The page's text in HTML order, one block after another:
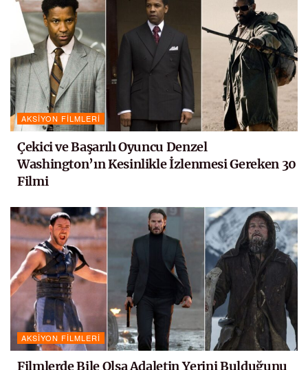
AKSIYON FILMLERI
Çekici ve Başarılı Oyuncu Denzel
Washington’ın Kesinlikle İzlenmesi Gereken 30
Filmi
AKSIYON FILMLERI
Filmlerde Bile Olsa Adaletin Yerini Bulduğunu